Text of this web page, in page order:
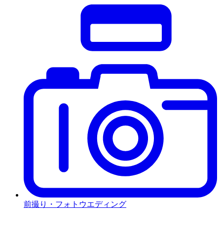
前撮り・フォトウエディング